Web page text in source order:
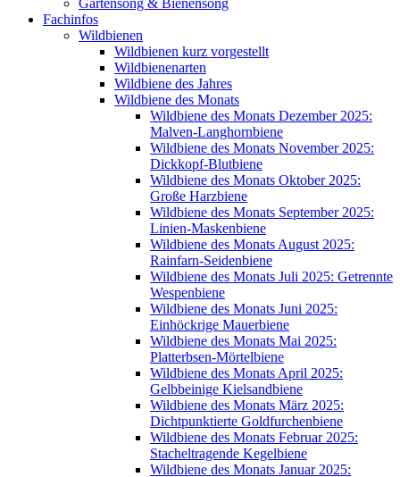
Gartensong & Bienensong
Fachinfos
Wildbienen
Wildbienen kurz vorgestellt
Wildbienenarten
Wildbiene des Jahres
Wildbiene des Monats
Wildbiene des Monats Dezember 2025:
Malven-Langhornbiene
Wildbiene des Monats November 2025:
Dickkopf-Blutbiene
Wildbiene des Monats Oktober 2025:
Große Harzbiene
Wildbiene des Monats September 2025:
Linien-Maskenbiene
Wildbiene des Monats August 2025:
Rainfarn-Seidenbiene
Wildbiene des Monats Juli 2025: Getrennte
Wespenbiene
Wildbiene des Monats Juni 2025:
Einhöckrige Mauerbiene
Wildbiene des Monats Mai 2025:
Platterbsen-Mörtelbiene
Wildbiene des Monats April 2025:
Gelbbeinige Kielsandbiene
Wildbiene des Monats März 2025:
Dichtpunktierte Goldfurchenbiene
Wildbiene des Monats Februar 2025:
Stacheltragende Kegelbiene
Wildbiene des Monats Januar 2025: